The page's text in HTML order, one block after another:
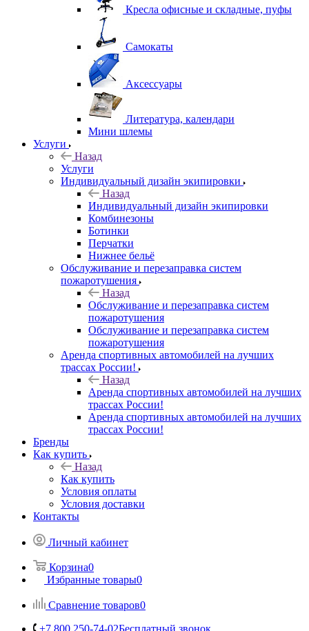
Кресла офисные и складные, пуфы
Самокаты
Аксессуары
Литература, календари
Мини шлемы
Услуги
Назад
Услуги
Индивидуальный дизайн экипировки
Назад
Индивидуальный дизайн экипировки
Комбинезоны
Ботинки
Перчатки
Нижнее бельё
Обслуживание и перезаправка систем
пожаротушения
Назад
Обслуживание и перезаправка систем
пожаротушения
Обслуживание и перезаправка систем
пожаротушения
Аренда спортивных автомобилей на лучших
трассах России!
Назад
Аренда спортивных автомобилей на лучших
трассах России!
Аренда спортивных автомобилей на лучших
трассах России!
Бренды
Как купить
Назад
Как купить
Условия оплаты
Условия доставки
Контакты
Личный кабинет
Корзина0
Избранные товары0
Сравнение товаров0
+7 800 250-74-02Бесплатный звонок